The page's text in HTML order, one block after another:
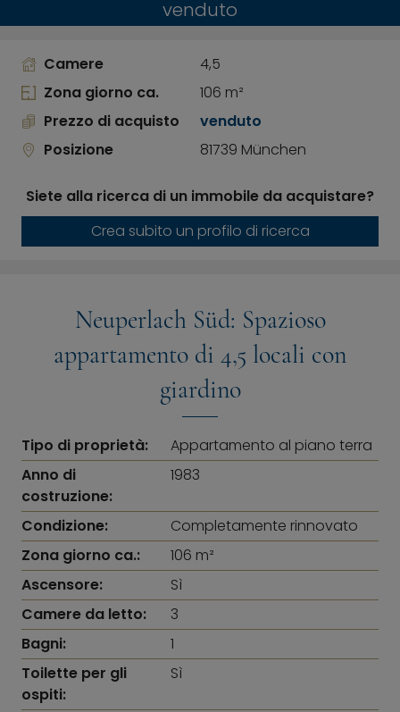
venduto
Camere
4,5
Zona giorno ca.
106 m²
Prezzo di acquisto
venduto
Posizione
81739 München
Siete alla ricerca di un immobile da acquistare?
Crea subito un profilo di ricerca
Neuperlach Süd: Spazioso
appartamento di 4,5 locali con
giardino
Tipo di proprietà:
Appartamento al piano terra
Anno di
costruzione:
1983
Condizione:
Completamente rinnovato
Zona giorno ca.:
106 m²
Ascensore:
Sì
Camere da letto:
3
Bagni:
1
Toilette per gli
ospiti:
Sì